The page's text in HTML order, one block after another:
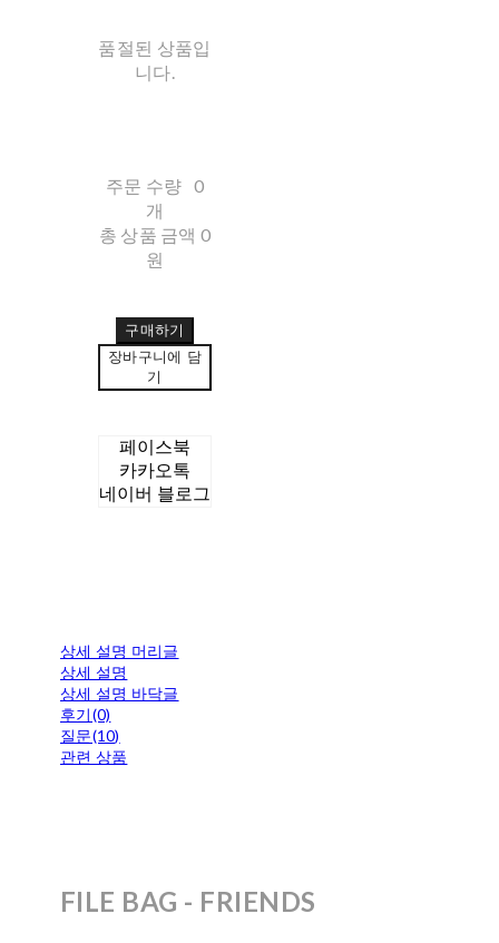
품절된 상품입
니다.
주문 수량 0
개
총 상품 금액 0
원
구매하기
장바구니에 담
기
페이스북
카카오톡
네이버 블로그
상세 설명 머리글
상세 설명
상세 설명 바닥글
후기(0)
질문(10)
관련 상품
FILE BAG - FRIENDS